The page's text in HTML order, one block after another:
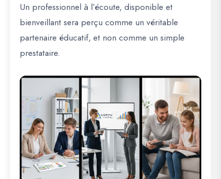
Un professionnel à l’écoute, disponible et
bienveillant sera perçu comme un véritable
partenaire éducatif, et non comme un simple
prestataire.